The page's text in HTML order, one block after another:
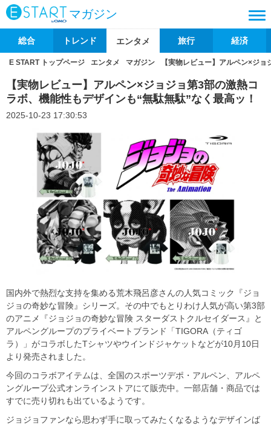
マガジン
総合 トレンド エンタメ 旅行 経済
E START トップページ エンタメ マガジン 【実物レビュー】アルペン×ジ
【実物レビュー】アルペン×ジョジョ第3部の激熱コ
ラボ、機能性もデザインも“無駄無駄”なく最高ッ！
2025-10-23 17:30:53
国内外で熱烈な支持を集める荒木飛呂彦さんの人気コミック『ジョ
ジョの奇妙な冒険』シリーズ。その中でもとりわけ人気が高い第3部
のアニメ『ジョジョの奇妙な冒険 スターダストクルセイダース』と
アルペングループのプライベートブランド「TIGORA（ティゴ
ラ）」がコラボしたTシャツやウインドジャケットなどが10月10日
より発売されました。
今回のコラボアイテムは、全国のスポーツデポ・アルペン、アルペ
ングループ公式オンラインストアにて販売中。一部店舗・商品では
すでに売り切れも出ているようです。
ジョジョファンなら思わず手に取ってみたくなるようなデザインば